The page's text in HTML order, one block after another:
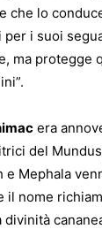
che lo
i suoi
ma protegge
era
del
e Mephala
il nome